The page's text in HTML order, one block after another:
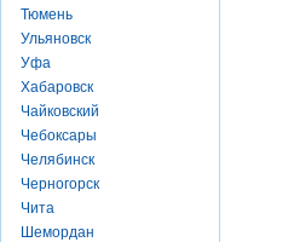
Тюмень
Ульяновск
Уфа
Хабаровск
Чайковский
Чебоксары
Челябинск
Черногорск
Чита
Шемордан